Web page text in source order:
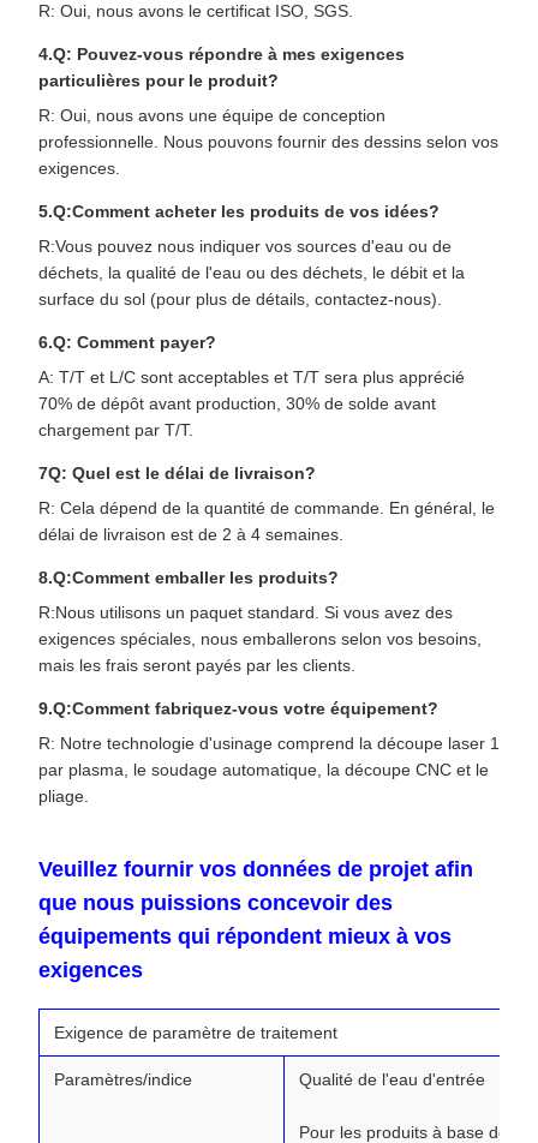
R: Oui, nous avons le certificat ISO, SGS.
4.Q: Pouvez-vous répondre à mes exigences
particulières pour le produit?
R: Oui, nous avons une équipe de conception
professionnelle. Nous pouvons fournir des dessins selon vos
exigences.
5.Q:Comment acheter les produits de vos idées?
R:Vous pouvez nous indiquer vos sources d'eau ou de
déchets, la qualité de l'eau ou des déchets, le débit et la
surface du sol (pour plus de détails, contactez-nous).
6.Q: Comment payer?
A: T/T et L/C sont acceptables et T/T sera plus apprécié
70% de dépôt avant production, 30% de solde avant
chargement par T/T.
7Q: Quel est le délai de livraison?
R: Cela dépend de la quantité de commande. En général, le
délai de livraison est de 2 à 4 semaines.
8.Q:Comment emballer les produits?
R:Nous utilisons un paquet standard. Si vous avez des
exigences spéciales, nous emballerons selon vos besoins,
mais les frais seront payés par les clients.
9.Q:Comment fabriquez-vous votre équipement?
R: Notre technologie d'usinage comprend la découpe laser 1
par plasma, le soudage automatique, la découpe CNC et le
pliage.
Veuillez fournir vos données de projet afin
que nous puissions concevoir des
équipements qui répondent mieux à vos
exigences
Exigence de paramètre de traitement
Paramètres/indice Qualité de l'eau d'entrée
Pour les produits à base de